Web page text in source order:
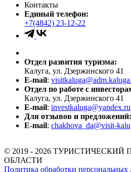
Контакты
Единый телефон:
+7(4842) 23-12-22
Отдел развития туризма:
Калуга, ул. Дзержинского 41
E-mail:
Отдел по работе с
Калуга, ул. Дзержинского 41
E-mail: investkaluga@yandex.ru
Для отзывов и предложений:
E-mail: chakhova_da@visit-
© 2019 - 2026
ОБЛАСТИ
Политика обработки